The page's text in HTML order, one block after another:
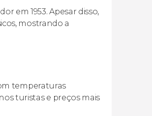
em 1953. Apesar disso,
mostrando a
temperaturas
turistas e preços mais